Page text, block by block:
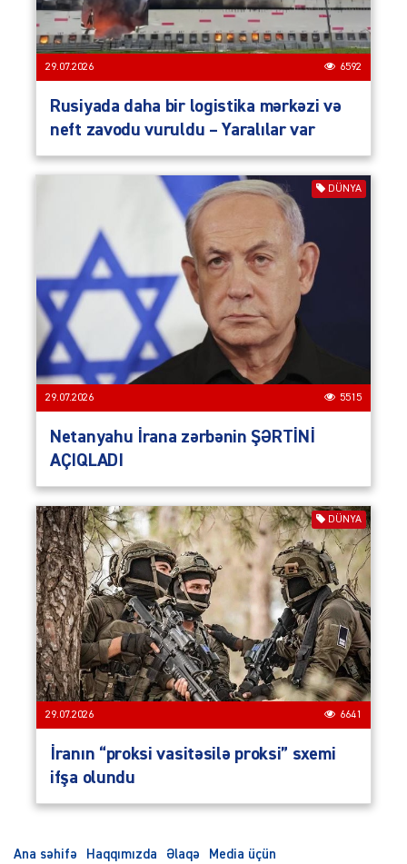
29.07.2026 6592
Rusiyada daha bir logistika mərkəzi və
neft zavodu vuruldu – Yaralılar var
DÜNYA
29.07.2026 5515
Netanyahu İrana zərbənin ŞƏRTİNİ
AÇIQLADI
DÜNYA
29.07.2026 6641
İranın “proksi vasitəsilə proksi” sxemi
ifşa olundu
Ana səhifə Haqqımızda Əlaqə Media üçün